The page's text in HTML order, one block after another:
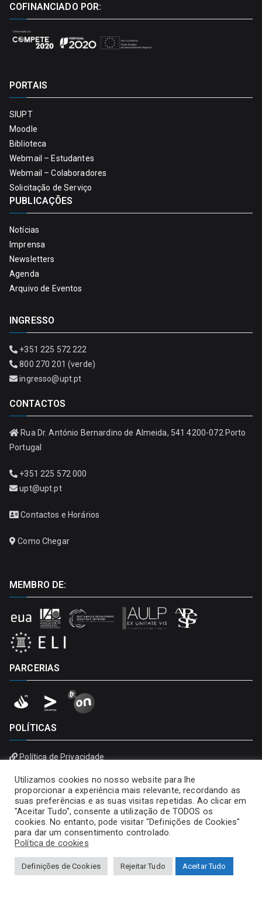
COFINANCIADO POR:
PORTAIS
SIUPT
Moodle
Biblioteca
Webmail – Estudantes
Webmail – Colaboradores
Solicitação de Serviço
PUBLICAÇÕES
Notícias
Imprensa
Newsletters
Agenda
Arquivo de Eventos
INGRESSO
+351 225 572 222
800 270 201 (verde)
ingresso@upt.pt
CONTACTOS
Rua Dr. António Bernardino de Almeida, 541 4200-072 Porto
Portugal
+351 225 572 000
upt@upt.pt
Contactos e Horários
Como Chegar
MEMBRO DE:
PARCERIAS
POLÍTICAS
Política de Privacidade
Utilizamos cookies no nosso website para lhe
proporcionar a experiência mais relevante, recordando as
suas preferências e as suas visitas repetidas. Ao clicar em
"Aceitar Tudo", consente a utilização de TODOS os
cookies. No entanto, pode visitar "Definições de Cookies"
para dar um consentimento controlado.
Política de cookies
Definições de Cookies Rejeitar Tudo Aceitar Tudo